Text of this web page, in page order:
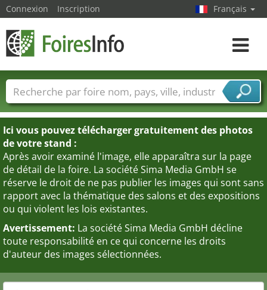
Ici vous pouvez télécharger gratuitement des photos
de votre stand :
Après avoir examiné l'image, elle apparaîtra sur la page
de détail de la foire. La société Sima Media GmbH se
réserve le droit de ne pas publier les images qui sont sans
rapport avec la thématique des salons et des expositions
ou qui violent les lois existantes.
Avertissement: La société Sima Media GmbH décline
toute responsabilité en ce qui concerne les droits
d'auteur des images sélectionnées.
Connexion Inscription Français
Toggle
Foire noms Pays Villes
Secteurs de foire
Secteurs du fournisseur de services